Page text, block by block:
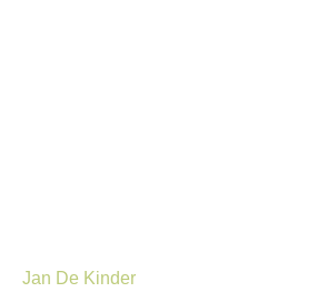
Jan De Kinder